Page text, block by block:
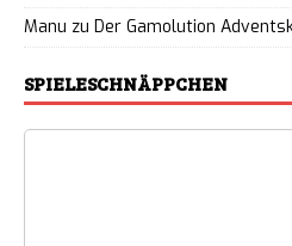
Manu zu Der Gamolution
SPIELESCHNÄPPCHEN